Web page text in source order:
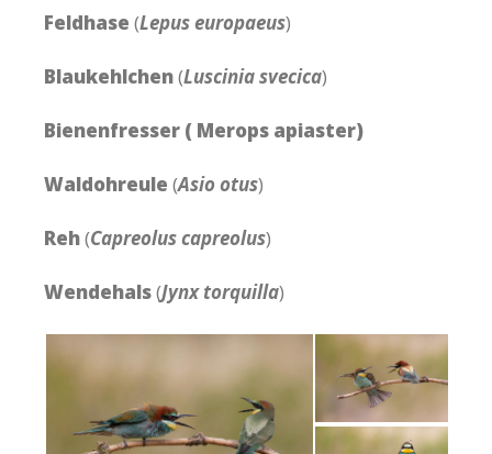
Feldhase (Lepus europaeus)
Blaukehlchen(Luscinia svecica)
Bienenfresser ( Merops apiaster)
Waldohreule (Asio otus)
Reh(Capreolus capreolus)
Wendehals(Jynx torquilla)